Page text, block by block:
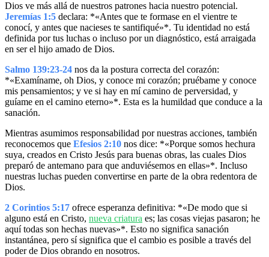
Dios ve más allá de nuestros patrones hacia nuestro potencial.
Jeremías 1:5 declara: *«Antes que te formase en el vientre te
conocí, y antes que nacieses te santifiqué»*. Tu identidad no está
definida por tus luchas o incluso por un diagnóstico, está arraigada
en ser el hijo amado de Dios.
Salmo 139:23-24 nos da la postura correcta del corazón:
*«Examíname, oh Dios, y conoce mi corazón; pruébame y conoce
mis pensamientos; y ve si hay en mí camino de perversidad, y
guíame en el camino eterno»*. Esta es la humildad que conduce a la
sanación.
Mientras asumimos responsabilidad por nuestras acciones, también
reconocemos que Efesios 2:10 nos dice: *«Porque somos hechura
suya, creados en Cristo Jesús para buenas obras, las cuales Dios
preparó de antemano para que anduviésemos en ellas»*. Incluso
nuestras luchas pueden convertirse en parte de la obra redentora de
Dios.
2 Corintios 5:17 ofrece esperanza definitiva: *«De modo que si
alguno está en Cristo, nueva criatura es; las cosas viejas pasaron; he
aquí todas son hechas nuevas»*. Esto no significa sanación
instantánea, pero sí significa que el cambio es posible a través del
poder de Dios obrando en nosotros.